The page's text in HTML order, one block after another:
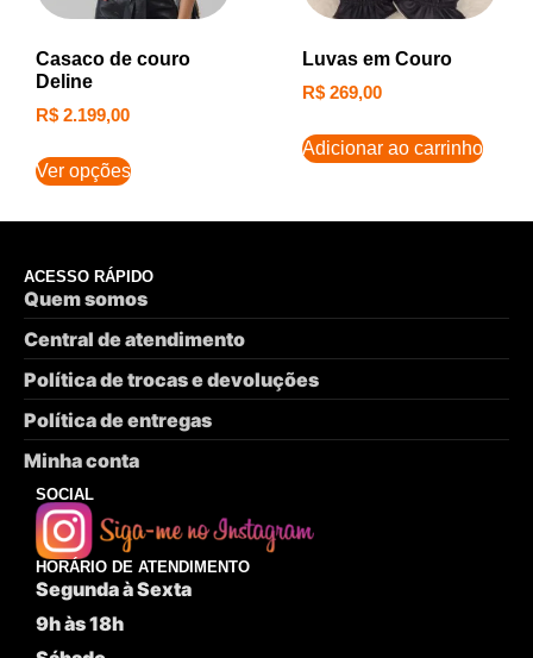
Casaco de couro
Deline
R$ 2.199,00
Ver opções
Luvas em Couro
R$ 269,00
Adicionar ao carrinho
ACESSO RÁPIDO
Quem somos
Central de atendimento
Política de trocas e devoluções
Política de entregas
Minha conta
SOCIAL
HORÁRIO DE ATENDIMENTO
Segunda à Sexta
9h às 18h